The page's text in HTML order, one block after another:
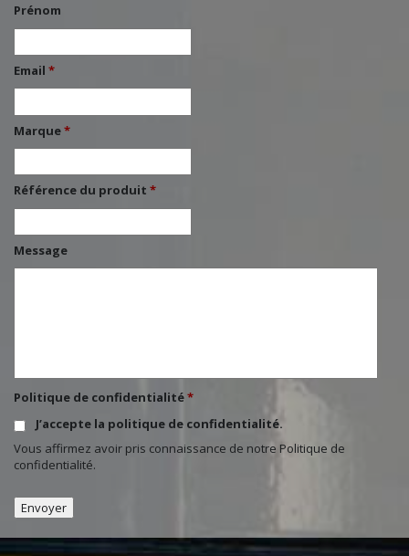
Prénom
Email *
Marque*
Référence du produit *
Message
Politique de confidentialité*
J’accepte la politique de confidentialité.
Vous affirmez avoir pris connaissance de notre Politique de
confidentialité.